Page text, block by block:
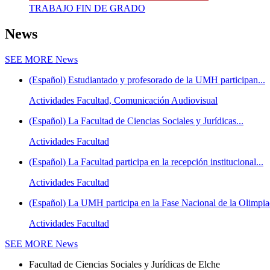
TRABAJO FIN DE GRADO
News
SEE MORE News
(Español) Estudiantado y profesorado de la UMH participan...
Actividades Facultad, Comunicación Audiovisual
(Español) La Facultad de Ciencias Sociales y Jurídicas...
Actividades Facultad
(Español) La Facultad participa en la recepción institucional...
Actividades Facultad
(Español) La UMH participa en la Fase Nacional de la
Actividades Facultad
SEE MORE News
Facultad de Ciencias Sociales y Jurídicas de Elche